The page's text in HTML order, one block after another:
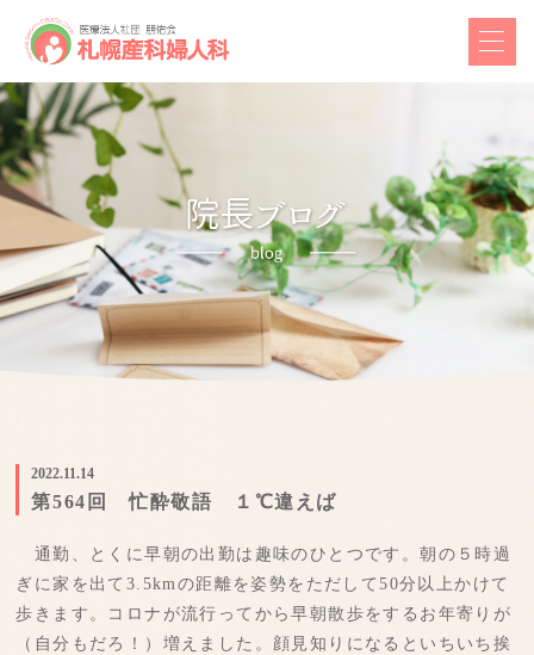
2022.11.14
第564回 忙酔敬語 １℃違えば
通勤、とくに早朝の出勤は趣味のひとつです。朝の５時過
ぎに家を出て3.5kmの距離を姿勢をただして50分以上かけて
歩きます。コロナが流行ってから早朝散歩をするお年寄りが
（自分もだろ！）増えました。顔見知りになるといちいち挨